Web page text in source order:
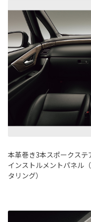
本革巻き3本スポークステ
インストルメントパネル
タリング）